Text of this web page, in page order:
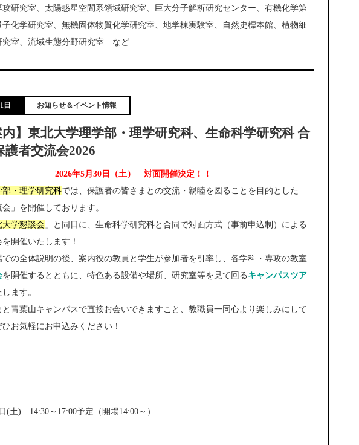
攻研究室、太陽惑星空間系領域研究室、巨大分子解析研究センター、有機化学第
子化学研究室、無機固体物質化学研究室、地学棟実験室、自然史標本館、植物細
究室、流域生態分野研究室 など
日 お知らせ＆イベント情報
内】東北大学理学部・理学研究科、生命科学研究科 合
護者交流会2026
2026年5月30日（土） 対面開催決定！！
・理学研究科では、保護者の皆さまとの交流・親睦を図ることを目的とした
会」を開催しております。
大学懇談会 」と同日に、生命科学研究科と合同で対面方式（事前申込制）による
開催いたします！
での全体説明の後、案内役の教員と学生が参加者を引率し、各学科・専攻の教室
を開催するとともに、特色ある設備や場所、研究室等を見て回る キャンパスツア
ます。
青葉山キャンパスで直接お会いできますこと、教職員一同心より楽しみにして
お気軽にお申込みください！
(土) 14:30～17:00予定（開場14:00～）